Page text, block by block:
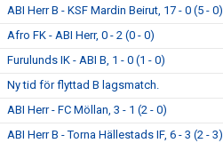
ABI Herr B - KSF Mardin Beirut, 17 - 0 (5 - 0)
Afro FK - ABI Herr, 0 - 2 (0 - 0)
Furulunds IK - ABI B, 1 - 0 (1 - 0)
Ny tid för flyttad B lagsmatch.
ABI Herr - FC Möllan, 3 - 1 (2 - 0)
ABI Herr B - Torna Hällestads IF, 6 - 3 (2 - 3)